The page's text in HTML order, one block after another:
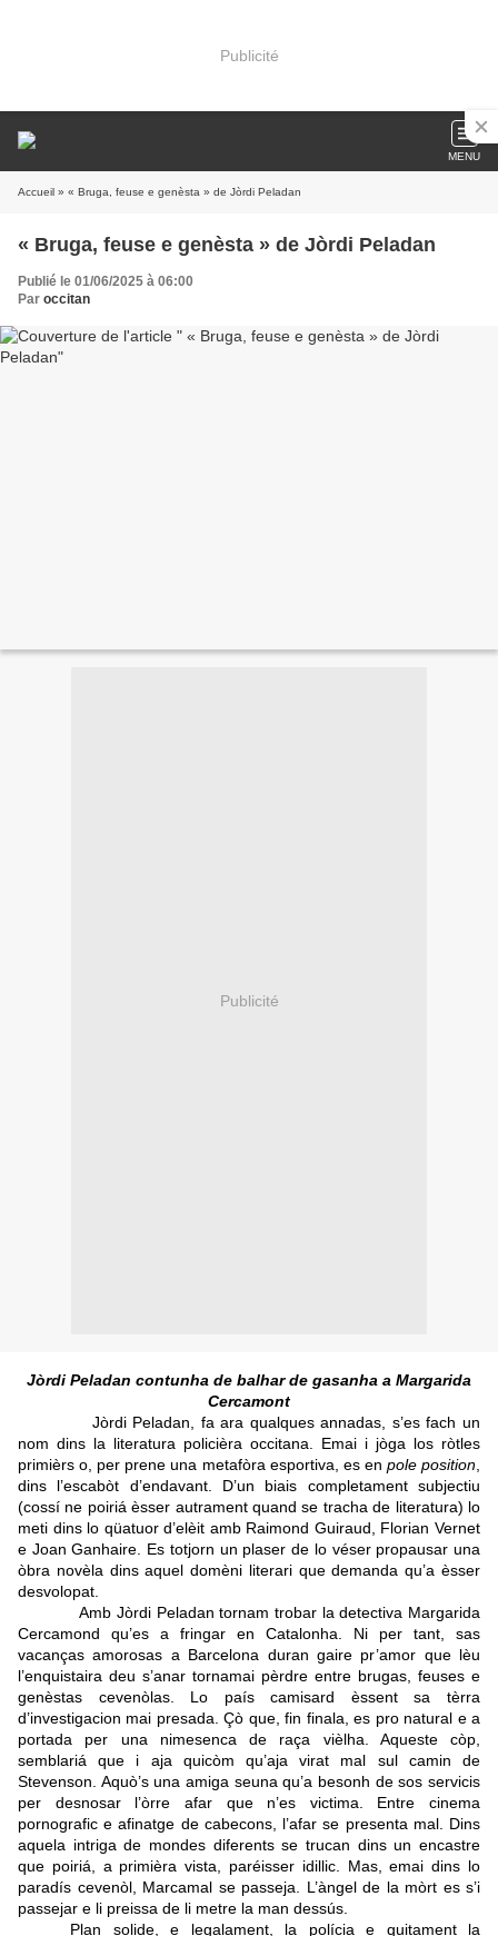
Publicité
MENU
Accueil » « Bruga, feuse e genèsta » de Jòrdi Peladan
« Bruga, feuse e genèsta » de Jòrdi Peladan
Publié le 01/06/2025 à 06:00
Par occitan
Publicité
Jòrdi Peladan contunha de balhar de gasanha a Margarida
Cercamont
Jòrdi Peladan, fa ara qualques annadas, s’es fach un
nom dins la literatura policièra occitana. Emai i jòga los ròtles
primièrs o, per prene una metafòra esportiva, es en pole position
dins l’escabòt d’endavant. D’un biais completament subjectiu
(cossí ne poiriá èsser autrament quand se tracha de literatura) lo
meti dins lo qüatuor d’elèit amb Raimond Guiraud, Florian Vernet
e Joan Ganhaire. Es totjorn un plaser de lo véser propausar una
òbra novèla dins aquel domèni literari que demanda qu’a èsser
desvolopat.
Amb Jòrdi Peladan tornam trobar la detectiva Margarida
Cercamond qu’es a fringar en Catalonha. Ni per tant, sas
vacanças amorosas a Barcelona duran gaire pr’amor que lèu
l’enquistaira deu s’anar tornamai pèrdre entre brugas, feuses e
genèstas cevenòlas. Lo país camisard èssent sa tèrra
d’investigacion mai presada. Çò que, fin finala, es pro natural e a
portada per una nimesenca de raça vièlha. Aqueste còp,
semblariá que i aja quicòm qu’aja virat mal sul camin de
Stevenson. Aquò’s una amiga seuna qu’a besonh de sos servicis
per desnosar l’òrre afar que n’es victima. Entre cinema
pornografic e afinatge de cabecons, l’afar se presenta mal. Dins
aquela intriga de mondes diferents se trucan dins un encastre
que poiriá, a primièra vista, paréisser idillic. Mas, emai dins lo
paradís cevenòl, Marcamal se passeja. L’àngel de la mòrt es s’i
passejar e li preissa de li metre la man dessús.
Plan solide, e legalament, la polícia e quitament la